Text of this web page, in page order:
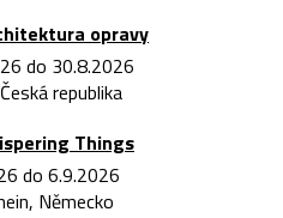
opravy
do 30.8.2026
republika
Things
do 6.9.2026
Německo